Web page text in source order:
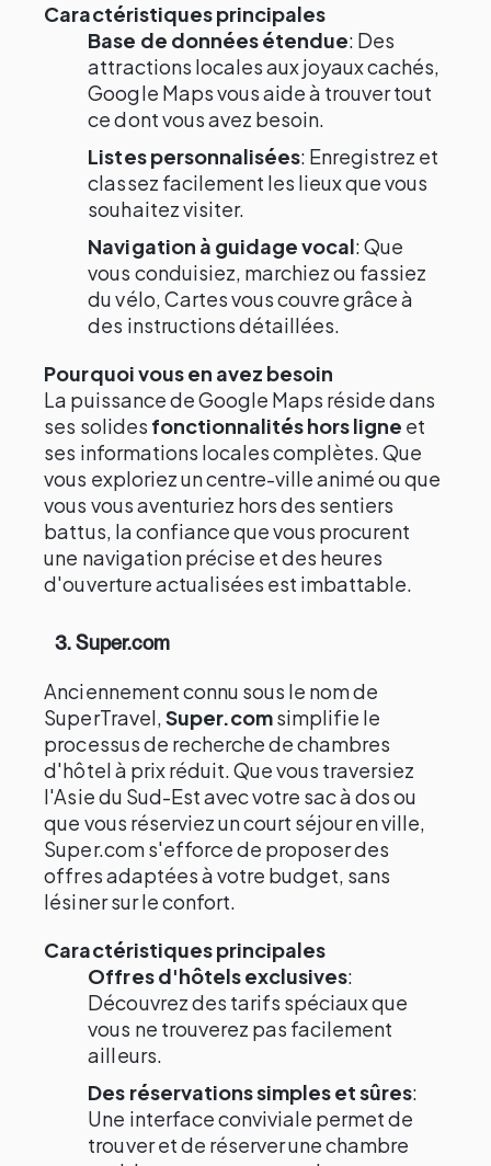
Caractéristiques principales
Base de données étendue: Des
attractions locales aux joyaux cachés,
Google Maps vous aide à trouver tout
ce dont vous avez besoin.
Listes personnalisées: Enregistrez et
classez facilement les lieux que vous
souhaitez visiter.
Navigation à guidage vocal: Que
vous conduisiez, marchiez ou fassiez
du vélo, Cartes vous couvre grâce à
des instructions détaillées.
Pourquoi vous en avez besoin
La puissance de Google Maps réside dans
ses solides fonctionnalités hors ligne et
ses informations locales complètes. Que
vous exploriez un centre-ville animé ou que
vous vous aventuriez hors des sentiers
battus, la confiance que vous procurent
une navigation précise et des heures
d'ouverture actualisées est imbattable.
3. Super.com
Anciennement connu sous le nom de
SuperTravel,Super.comsimplifie le
processus de recherche de chambres
d'hôtel à prix réduit. Que vous traversiez
l'Asie du Sud-Est avec votre sac à dos ou
que vous réserviez un court séjour en ville,
Super.com s'efforce de proposer des
offres adaptées à votre budget, sans
lésiner sur le confort.
Caractéristiques principales
Offres d'hôtels exclusives:
Découvrez des tarifs spéciaux que
vous ne trouverez pas facilement
ailleurs.
Des réservations simples et sûres:
Une interface conviviale permet de
trouver et de réserver une chambre